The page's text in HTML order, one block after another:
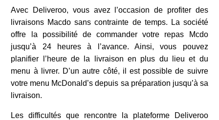
Avec Deliveroo, vous avez l’occasion de profiter des
livraisons Macdo sans contrainte de temps. La société
offre la possibilité de commander votre repas Mcdo
jusqu’à 24 heures à l’avance. Ainsi, vous pouvez
planifier l’heure de la livraison en plus du lieu et du
menu à livrer. D’un autre côté, il est possible de suivre
votre menu McDonald’s depuis sa préparation jusqu’à sa
livraison.
Les difficultés que rencontre la plateforme Deliveroo